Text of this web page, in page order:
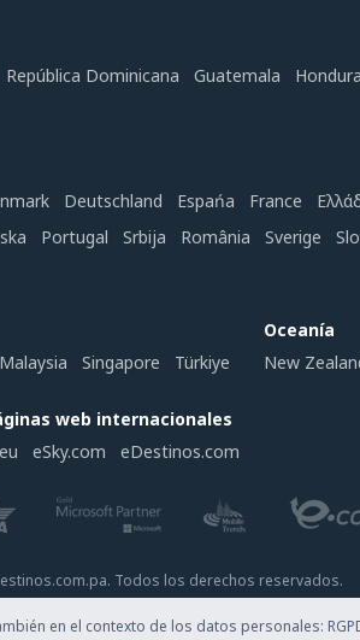
República Dominicana Guatemala
Deutschland Espańa France
Portugal Srbija România Sverige
Malaysia Singapore Türkiye
Oceanía
New
web internacionales
eSky.com eDestinos.com
Todos los derechos reservados.
en el contexto de los datos personales: